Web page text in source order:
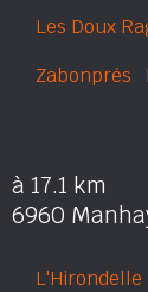
Les Doux
Zabonprés
à 17.1 km
6960
L'Hirondelle